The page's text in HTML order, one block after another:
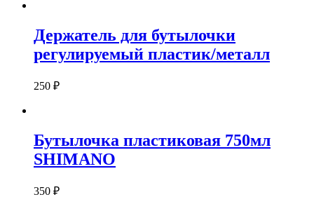
Держатель для бутылочки
регулируемый пластик/металл
250 ₽
Бутылочка пластиковая 750мл
SHIMANO
350 ₽